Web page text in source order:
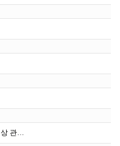
찾아가는성교육 <체험부스>형 모집 (신청대상 관내 학교…